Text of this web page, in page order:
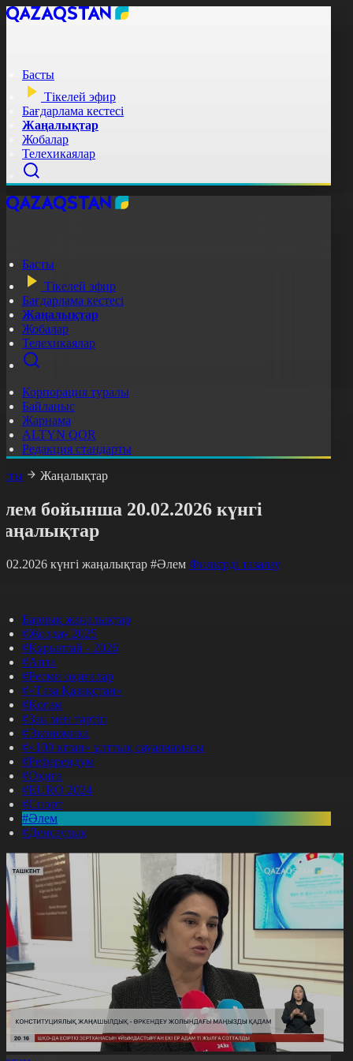
Басты
Тікелей эфир
Бағдарлама кестесі
Жаңалықтар
Жобалар
Телехикаялар
Басты
Тікелей эфир
Бағдарлама кестесі
Жаңалықтар
Жобалар
Телехикаялар
Корпорация туралы
Байланыс
Жарнама
ALTYN QOR
Редакция стандарты
Жаңалықтар
бойынша 20.02.2026 күнгі
күнгі жаңалықтар #Әлем Фильтрді тазалау
Барлық жаңалықтар
#Жолдау 2025
#Құрылтай - 2026
#Апта
#Ресми оқиғалар
#«Таза Қазақстан»
#Қоғам
#Заң мен тәртіп
#Экономика
#«100 кітап» ұлттық сауалнамасы
#Референдум
#Оқиға
#EURO 2024
#Спорт
#Әлем
#Денсаулық